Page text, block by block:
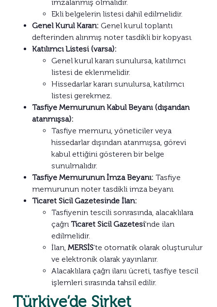
imzalanmış olmalıdır.
Ekli belgelerin listesi dahil edilmelidir.
Genel Kurul Kararı: Genel kurul toplantı
defterinden alınmış noter tasdikli bir kopyası.
Katılımcı Listesi (varsa):
Genel kurul kararı sunulursa, katılımcı
listesi de eklenmelidir.
Hissedarlar kararı sunulursa, katılımcı
listesi gerekmez.
Tasfiye Memurunun Kabul Beyanı (dışarıdan
atanmışsa):
Tasfiye memuru, yöneticiler veya
hissedarlar dışından atanmışsa, görevi
kabul ettiğini gösteren bir belge
sunulmalıdır.
Tasfiye Memurunun İmza Beyanı: Tasfiye
memurunun noter tasdikli imza beyanı.
Ticaret Sicil Gazetesinde İlan:
Tasfiyenin tescili sonrasında, alacaklılara
çağrı Ticaret Sicil Gazetesi‘nde ilan
edilmelidir.
İlan, MERSİS‘te otomatik olarak oluşturulur
ve elektronik olarak yayınlanır.
Alacaklılara çağrı ilanı ücreti, tasfiye tescil
işlemleri sırasında tahsil edilir.
Türkiye’de Şirket